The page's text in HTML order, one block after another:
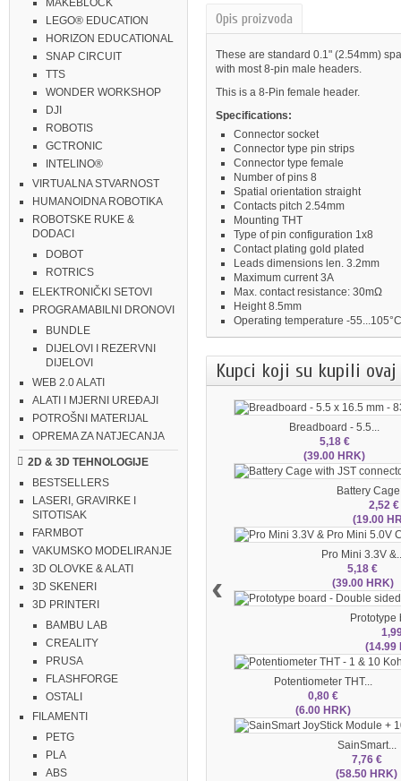
MAKEBLOCK
LEGO® EDUCATION
HORIZON EDUCATIONAL
SNAP CIRCUIT
TTS
WONDER WORKSHOP
DJI
ROBOTIS
GCTRONIC
INTELINO®
VIRTUALNA STVARNOST
HUMANOIDNA ROBOTIKA
ROBOTSKE RUKE &
DODACI
DOBOT
ROTRICS
ELEKTRONIČKI SETOVI
PROGRAMABILNI DRONOVI
BUNDLE
DIJELOVI I REZERVNI
DIJELOVI
WEB 2.0 ALATI
ALATI I MJERNI UREĐAJI
POTROŠNI MATERIJAL
OPREMA ZA NATJECANJA
2D & 3D TEHNOLOGIJE
BESTSELLERS
LASERI, GRAVIRKE I
SITOTISAK
FARMBOT
VAKUMSKO MODELIRANJE
3D OLOVKE & ALATI
3D SKENERI
3D PRINTERI
BAMBU LAB
CREALITY
PRUSA
FLASHFORGE
OSTALI
FILAMENTI
PETG
PLA
ABS
Opis proizvoda
These are standard 0.1" (2.54mm)
with most 8-pin male headers.
This is a 8-Pin female header.
Specifications:
Connector socket
Connector type pin strips
Connector type female
Number of pins 8
Spatial orientation straight
Contacts pitch 2.54mm
Mounting THT
Type of pin configuration 1x8
Contact plating gold plated
Leads dimensions len. 3.2mm
Maximum current 3A
Max. contact resistance: 30mΩ
Height 8.5mm
Operating temperature -55...105°C
Kupci koji su kupili
Breadboard - 5.5...
5,18 €
(39.00 HRK)
Battery
2,52 €
(19.00
Pro Mini 3.3V
5,18 €
(39.00 HRK)
Prototype
(14.99
Potentiometer THT...
0,80 €
(6.00 HRK)
SainSmart...
7,76 €
(58.50 HRK)
‹